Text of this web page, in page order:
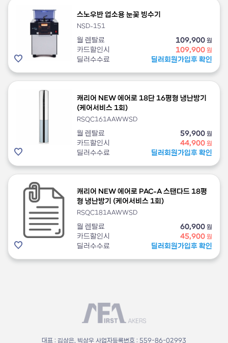
스노우반 업소용 눈꽃 빙수기
NSD-151
월 렌탈료 109,900 원
카드할인시 109,900 원
딜러수수료 딜러회원가입후 확인
캐리어 NEW 에어로 18단 16평형 냉난방기
(케어서비스 1회)
RSQC161AAWWSD
월 렌탈료 59,900 원
카드할인시 44,900 원
딜러수수료 딜러회원가입후 확인
캐리어 NEW 에어로 PAC-A 스탠다드 18평
형 냉난방기 (케어서비스 1회)
RSQC181AAWWSD
월 렌탈료 60,900 원
카드할인시 45,900 원
딜러수수료 딜러회원가입후 확인
대표 : 김상은, 빅상우 사업자등록번호 : 559-86-02993